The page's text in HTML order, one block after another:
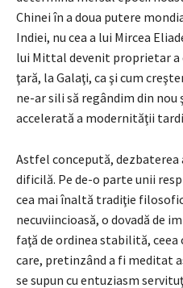
Chinei în a doua putere
Indiei, nu cea a lui Mircea
lui Mittal devenit proprietar
ţară, la Galaţi, ca şi cum
ne-ar sili să regândim din nou
accelerată a modernităţii
Astfel concepută, dezbaterea
dificilă. Pe de-o parte unii
cea mai înaltă tradiţie
necuviincioasă, o dovadă de
faţă de ordinea stabilită, ceea
care, pretinzând a fi meditat
se supun cu entuziasm